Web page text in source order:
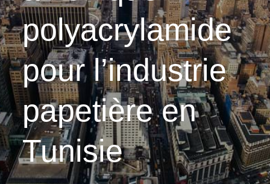
polyacrylamide
pour l’industrie
papetière en
Tunisie